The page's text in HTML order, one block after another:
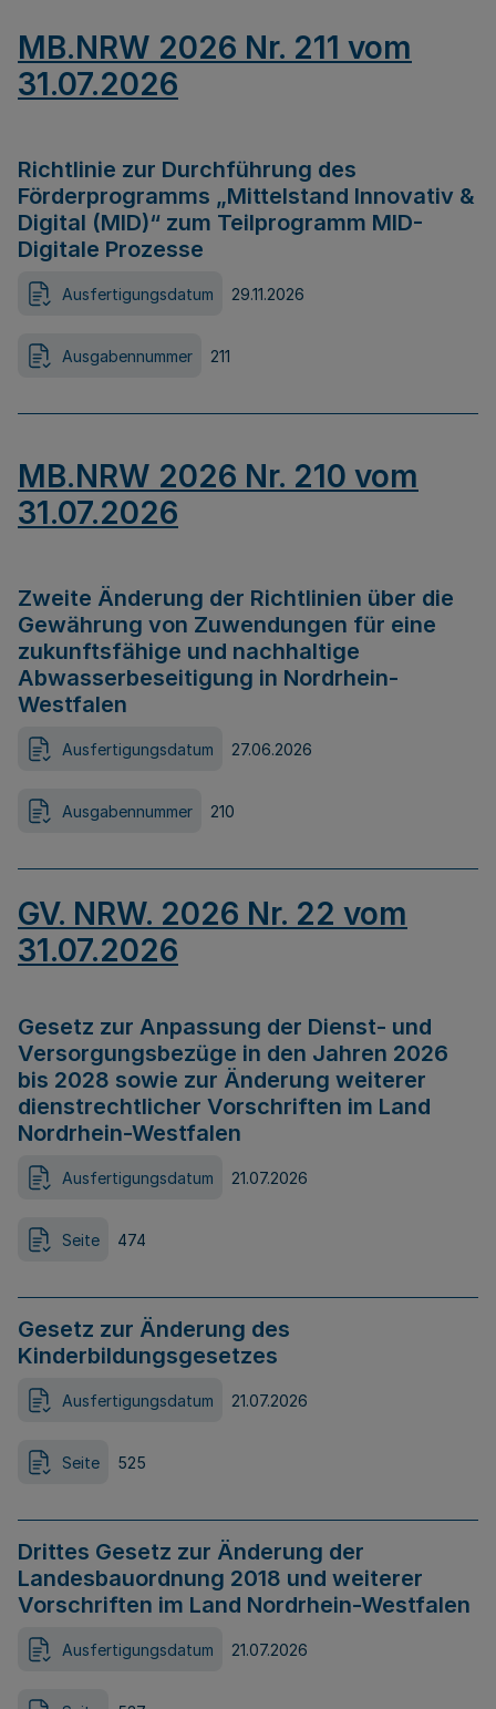
MB.NRW 2026 Nr. 211 vom
31.07.2026
Richtlinie zur Durchführung des
Förderprogramms „Mittelstand Innovativ &
Digital (MID)“ zum Teilprogramm MID-
Digitale Prozesse
Ausfertigungsdatum 29.11.2026
Ausgabennummer 211
MB.NRW 2026 Nr. 210 vom
31.07.2026
Zweite Änderung der Richtlinien über die
Gewährung von Zuwendungen für eine
zukunftsfähige und nachhaltige
Abwasserbeseitigung in Nordrhein-
Westfalen
Ausfertigungsdatum 27.06.2026
Ausgabennummer 210
GV. NRW. 2026 Nr. 22 vom
31.07.2026
Gesetz zur Anpassung der Dienst- und
Versorgungsbezüge in den Jahren 2026
bis 2028 sowie zur Änderung weiterer
dienstrechtlicher Vorschriften im Land
Nordrhein-Westfalen
Ausfertigungsdatum 21.07.2026
Seite 474
Gesetz zur Änderung des
Kinderbildungsgesetzes
Ausfertigungsdatum 21.07.2026
Seite 525
Drittes Gesetz zur Änderung der
Landesbauordnung 2018 und weiterer
Vorschriften im Land Nordrhein-Westfalen
Ausfertigungsdatum 21.07.2026